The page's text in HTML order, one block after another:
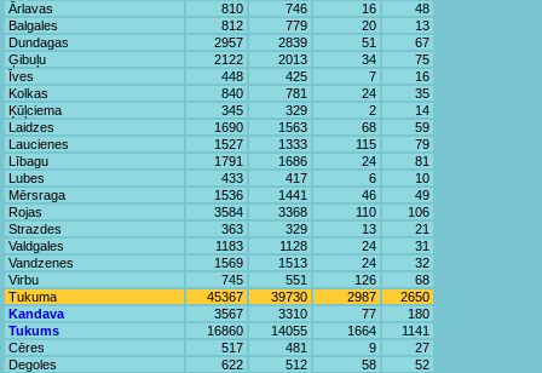
Ārlavas
810 746 16
48
Balgales
812 779 20
13
Dundagas
2957 2839 51
67
Ģibuļu
2122 2013 34
75
Īves
448 425 7
16
Kolkas
840 781 24
35
Ķūļciema
345 329 2
14
Laidzes
1690 1563 68
59
Laucienes
1527 1333 115
79
Lībagu
1791 1686 24
81
Lubes
433 417 6
10
Mērsraga
1536 1441 46
49
Rojas
3584 3368 110
106
Strazdes
363 329 13
21
Valdgales
1183 1128 24
31
Vandzenes
1569 1513 24
32
Virbu
745 551 126
68
Tukuma
45367 39730 2987
2650
Kandava
3567 3310 77
180
Tukums
16860 14055 1664
1141
Cēres
517 481 9
27
Degoles
622 512 58
52